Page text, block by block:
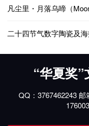
凡尘里・月落乌啼（
二十四节气数字陶瓷及
“华夏奖
QQ：3767462243 邮